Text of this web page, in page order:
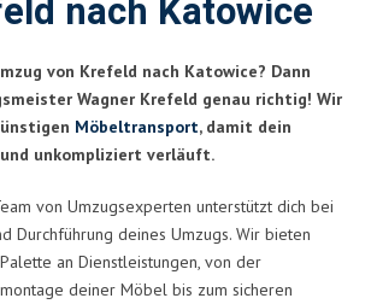
nach Katowice
von Krefeld nach Katowice? Dann
Wagner Krefeld genau richtig! Wir
Möbeltransport, damit dein
unkompliziert verläuft.
von Umzugsexperten unterstützt dich bei
Durchführung deines Umzugs. Wir bieten
an Dienstleistungen, von der
deiner Möbel bis zum sicheren